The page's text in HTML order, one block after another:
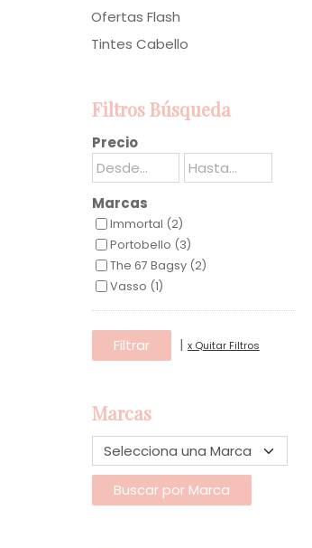
Ofertas Flash
Tintes Cabello
Filtros Búsqueda
Precio
Marcas
Immortal (2)
Portobello (3)
The 67 Bagsy (2)
Vasso (1)
| x Quitar Filtros
Marcas